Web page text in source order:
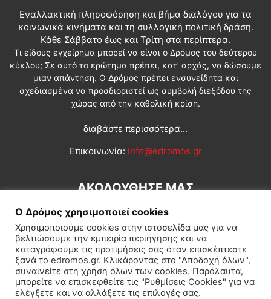
Εναλλακτική πληροφόρηση και βήμα διαλόγου για τα
κοινωνικά κινήματα και τη συλλογική πολιτική δράση.
Κάθε Σάββατο έως και Τρίτη στα περίπτερα.
Τι είδους εγχείρημα μπορεί να είναι ο Δρόμος του δεύτερου
κύκλου; Σε αυτό το ερώτημα πρέπει, κατ’ αρχάς, να δώσουμε
μιαν απάντηση. Ο Δρόμος πρέπει ενσυνείδητα και
σχεδιασμένα να προσδιοριστεί ως συμβολή διεξόδου της
χώρας από την καθολική κρίση.
διαβάστε περισσότερα...
Επικοινωνία: info@edromos.gr
ΑΚΟΛΟΥΘΗΣΕ ΜΑΣ
Εγγραφή συνδρομητή Πολιτική Διεθνή Κοινωνία
Ο Δρόμος χρησιμοποιεί cookies
Χρησιμοποιούμε cookies στην ιστοσελίδα μας για να
βελτιώσουμε την εμπειρία περιήγησης και να
καταγράφουμε τις προτιμήσεις σας όταν επισκέπτεστε
ξανά το edromos.gr. Κλικάροντας στο "Αποδοχή όλων",
συναινείτε στη χρήση όλων των cookies. Παρόλαυτα,
μπορείτε να επισκεφθείτε τις "Ρυθμίσεις Cookies" για να
ελέγξετε και να αλλάξετε τις επιλογές σας.